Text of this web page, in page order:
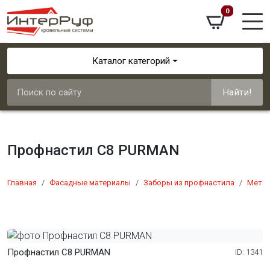
0
Каталог категорий
Найти!
Профнастил С8 PURMAN
Главная Фасадные материалы Заборы из профнастила
Профнастил С8 PURMAN ID: 1341